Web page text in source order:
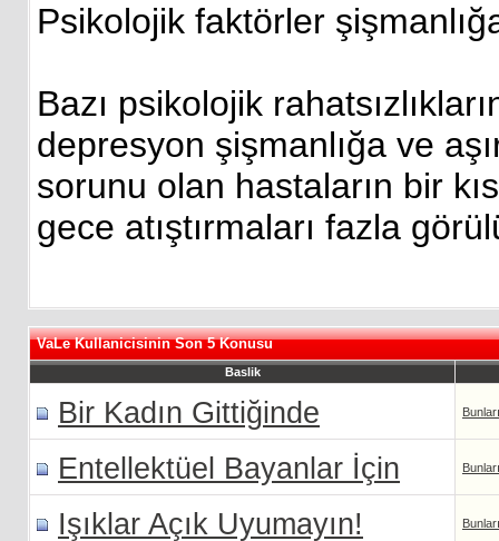
Psikolojik faktörler
Bazı psikolojik
depresyon şişmanlığa ve
sorunu olan hastaların bir
gece atıştırmaları fazla
VaLe Kullanicisinin Son 5 Konusu
Baslik
Bir Kadın Gittiğinde
Entellektüel Bayanlar İçin
Işıklar Açık Uyumayın!